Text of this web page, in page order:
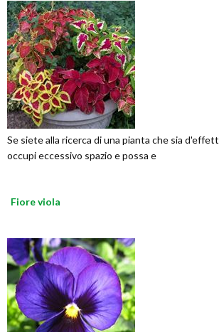
Se siete alla ricerca di una pianta che sia
occupi eccessivo spazio e possa e
Fiore viola